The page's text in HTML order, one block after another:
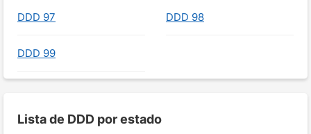
DDD 97 DDD 98
DDD 99
Lista de DDD por estado